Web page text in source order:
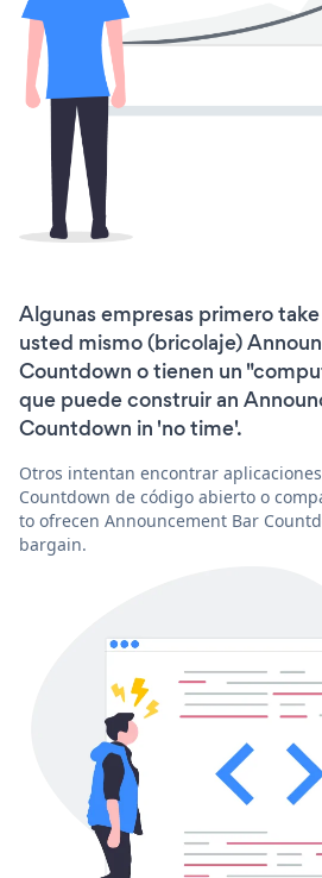
Algunas empresas primero
usted mismo (bricolaje)
Countdown o tienen un
que puede construir an
Countdown in 'no time'.
Otros intentan encontrar
Countdown de código abierto o
to ofrecen Announcement Bar
bargain.